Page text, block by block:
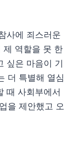
사에 죄스러운
제 역할을 못 한
싶은 마음이 기
더 특별해 열심
때 사회부에서
을 제안했고 오